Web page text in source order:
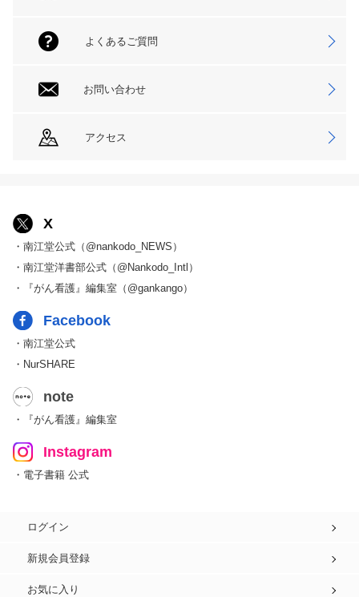
よくあるご質問
お問い合わせ
アクセス
X
・南江堂公式（@nankodo_NEWS）
・南江堂洋書部公式（@Nankodo_Intl）
・『がん看護』編集室（@gankango）
Facebook
・南江堂公式
・NurSHARE
note
・『がん看護』編集室
Instagram
・電子書籍 公式
ログイン
新規会員登録
お気に入り